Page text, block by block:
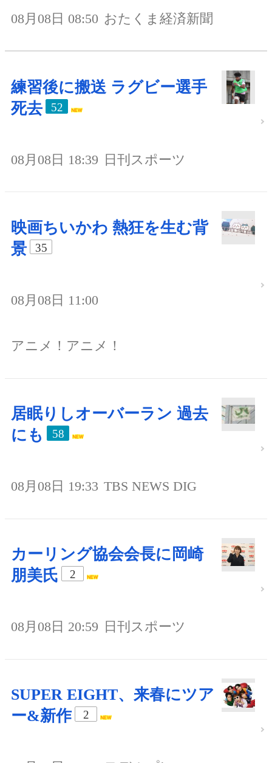
08月08日 08:50 おたくま経済新聞
練習後に搬送 ラグビー選手
死去
52
08月08日 18:39 日刊スポーツ
映画ちいかわ 熱狂を生む背
景
35
08月08日 11:00
アニメ！アニメ！
居眠りしオーバーラン 過去
にも
58
08月08日 19:33 TBS NEWS DIG
カーリング協会会長に岡崎
朋美氏
2
08月08日 20:59 日刊スポーツ
SUPER EIGHT、来春にツア
ー&新作
2